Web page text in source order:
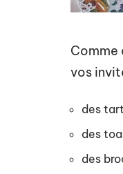
Comme
vos
des
des
des